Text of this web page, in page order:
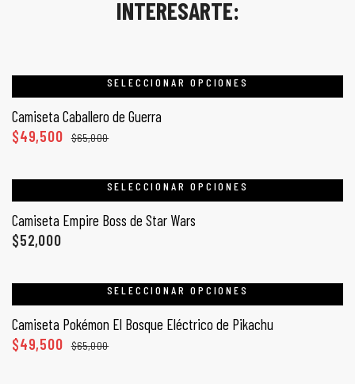
INTERESARTE:
SELECCIONAR OPCIONES
Camiseta Caballero de Guerra
$65,000
$49,500
SELECCIONAR OPCIONES
Camiseta Empire Boss de Star Wars
$52,000
SELECCIONAR OPCIONES
Camiseta Pokémon El Bosque Eléctrico de Pikachu
$65,000
$49,500